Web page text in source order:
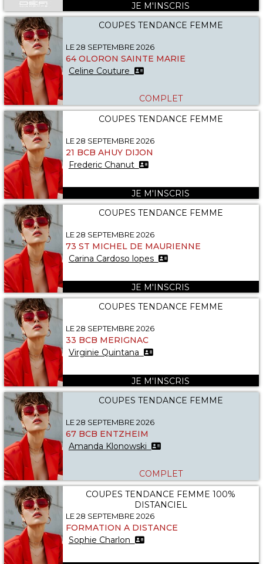
JE M'INSCRIS
COUPES TENDANCE FEMME
LE 28 SEPTEMBRE 2026
64 OLORON SAINTE MARIE
Celine Couture
COMPLET
COUPES TENDANCE FEMME
LE 28 SEPTEMBRE 2026
21 BCB AHUY DIJON
Frederic Chanut
JE M'INSCRIS
COUPES TENDANCE FEMME
LE 28 SEPTEMBRE 2026
73 ST MICHEL DE MAURIENNE
Carina Cardoso lopes
JE M'INSCRIS
COUPES TENDANCE FEMME
LE 28 SEPTEMBRE 2026
33 BCB MERIGNAC
Virginie Quintana
JE M'INSCRIS
COUPES TENDANCE FEMME
LE 28 SEPTEMBRE 2026
67 BCB ENTZHEIM
Amanda Klonowski
COMPLET
COUPES TENDANCE FEMME 100%
DISTANCIEL
LE 28 SEPTEMBRE 2026
FORMATION A DISTANCE
Sophie Charlon